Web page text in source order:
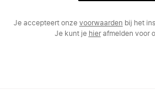
Je accepteert onze voorwaarden bij het
Je kunt je hierafmelden voor